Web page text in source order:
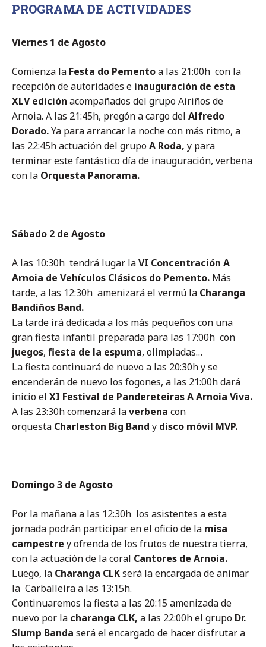
PROGRAMA DE ACTIVIDADES
Viernes 1 de Agosto
Comienza la Festa do Pementoa las 21:00h con la
recepción de autoridades e inauguración de esta
XLV edición acompañados del grupo Airiños de
Arnoia. A las 21:45h, pregón a cargo del Alfredo
Dorado.Ya para arrancar la noche con más ritmo, a
las 22:45h actuación del grupoA Roda, y para
terminar este fantástico día de inauguración, verbena
con la Orquesta Panorama.
Sábado 2 de Agosto
A las 10:30h tendrá lugar laVI Concentración A
Arnoia de Vehículos Clásicos do Pemento. Más
tarde, a las 12:30h amenizará el vermú la Charanga
Bandiños Band.
La tarde irá dedicada a los más pequeños con una
gran fiesta infantil preparada para las 17:00h con
juegos, fiesta de la espuma, olimpiadas…
La fiesta continuará de nuevo a las 20:30h y se
encenderán de nuevo los fogones, a las 21:00h dará
inicio el XI Festival de Pandereteiras A Arnoia Viva.
A las 23:30h comenzará laverbena con
orquesta Charleston Big Band y disco móvil MVP.
Domingo 3 de Agosto
Por la mañana a las 12:30h los asistentes a esta
jornada podrán participar en el oficio de la misa
campestre y ofrenda de los frutos de nuestra tierra,
con la actuación de la coral Cantores de Arnoia.
Luego, la Charanga CLKserá la encargada de animar
la Carballeira a las 13:15h.
Continuaremos la fiesta a las 20:15 amenizada de
nuevo por la charanga CLK, a las 22:00h el grupo Dr.
Slump Banda será el encargado de hacer disfrutar a